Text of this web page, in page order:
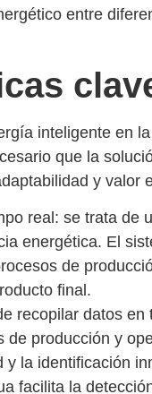
entre
inteligente en
que la
y valor
real : se trata de
energética. El
de
final.
recopilar datos
de producción y
y la identificación
facilita la